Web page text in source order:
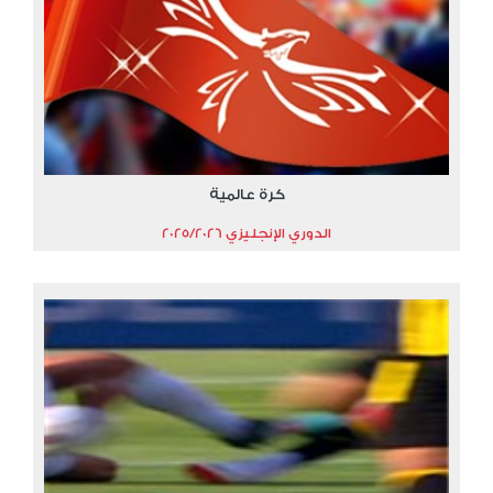
كرة عالمية
الدوري الإنجليزي 2025/2026